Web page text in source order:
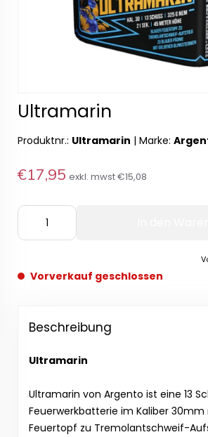
Ultramarin
Produktnr.: Ultramarin | Marke:
€17,95 exkl. mwst€15,08
Vorverkauf geschlossen
Beschreibung
Ultramarin
Ultramarin von Argento ist eine 13
Feuerwerkbatterie im Kaliber 30mm
Feuertopf zu Tremolantschweif-